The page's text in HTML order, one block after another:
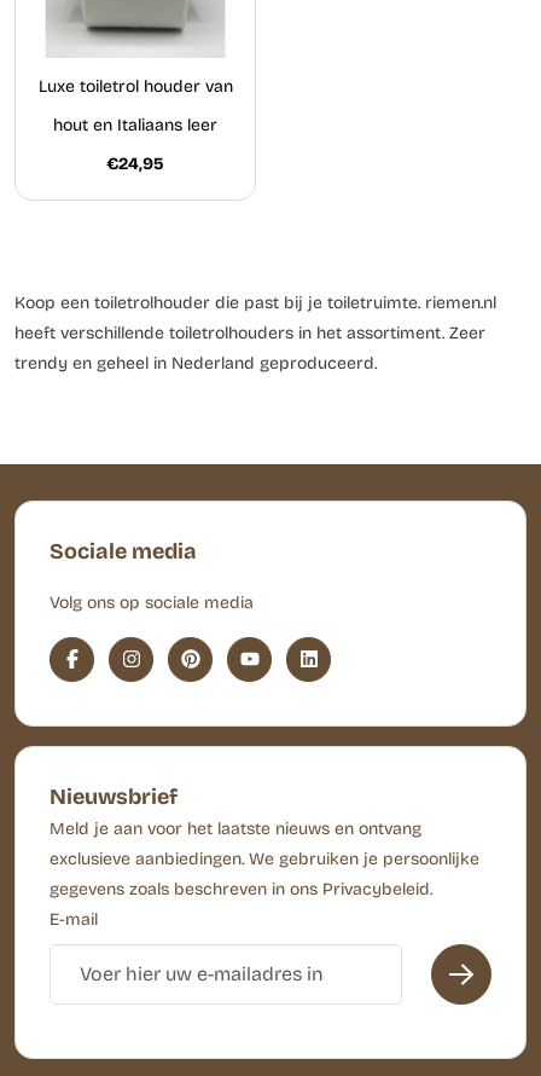
Luxe toiletrol houder van
hout en Italiaans leer
€24,95
Koop een toiletrolhouder die past bij je toiletruimte. riemen.nl
heeft verschillende toiletrolhouders in het assortiment. Zeer
trendy en geheel in Nederland geproduceerd.
Sociale media
Volg ons op sociale media
Nieuwsbrief
Meld je aan voor het laatste nieuws en ontvang
exclusieve aanbiedingen. We gebruiken je persoonlijke
gegevens zoals beschreven in ons Privacybeleid.
E-mail